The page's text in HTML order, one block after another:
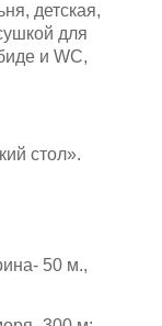
детская,
для
и WC,
стол».
50 м.,